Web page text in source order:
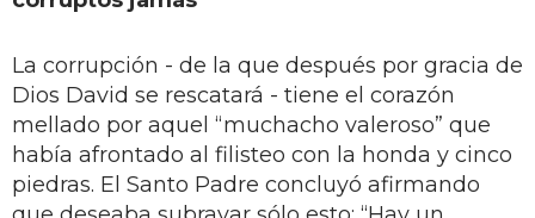
La corrupción - de la que después por gracia de
Dios David se rescatará - tiene el corazón
mellado por aquel “muchacho valeroso” que
había afrontado al filisteo con la honda y cinco
piedras. El Santo Padre concluyó afirmando